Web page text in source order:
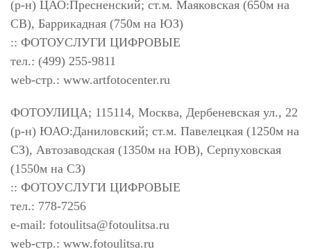
(р-н) ЦАО:Пресненский; ст.м. Маяковская (650м на
СВ), Баррикадная (750м на ЮЗ)
:: ФОТОУСЛУГИ ЦИФРОВЫЕ
тел.: (499) 255-9811
web-стр.: www.artfotocenter.ru
ФОТОУЛИЦА; 115114, Москва, Дербеневская ул., 22
(р-н) ЮАО:Даниловский; ст.м. Павелецкая (1250м на
СЗ), Автозаводская (1350м на ЮВ), Серпуховская
(1550м на СЗ)
:: ФОТОУСЛУГИ ЦИФРОВЫЕ
тел.: 778-7256
e-mail: fotoulitsa@fotoulitsa.ru
web-стр.: www.fotoulitsa.ru